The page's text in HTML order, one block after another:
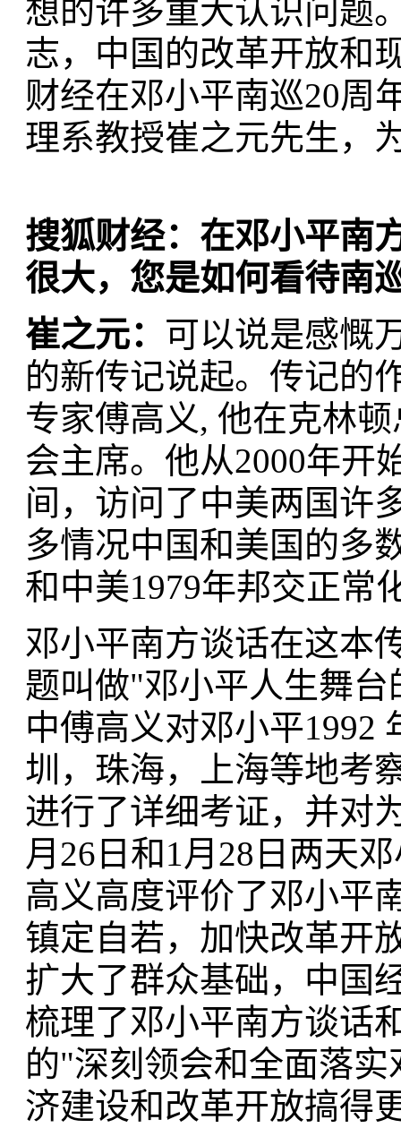
想的许多重大认识问题
志，中国的改革开放和
财经在邓小平南巡20周
理系教授崔之元先生，
搜狐财经：在邓小平南
很大，您是如何看待南
崔之元： 可以说是感慨
的新传记说起。传记的
专家傅高义, 他在克林
会主席。他从2000年开
间，访问了中美两国许
多情况中国和美国的多
和中美1979年邦交正常
邓小平南方谈话在这本
题叫做"邓小平人生舞
中傅高义对邓小平1992
圳，珠海，上海等地考
进行了详细考证，并对
月26日和1月28日两天
高义高度评价了邓小平
镇定自若，加快改革开
扩大了群众基础，中国
梳理了邓小平南方谈话
的"深刻领会和全面落
济建设和改革开放搞得